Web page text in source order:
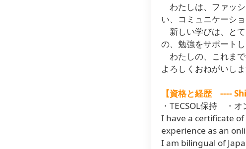
わたしは、ファッ
い、コミュニケーシ
新しい学びは、と
の、勉強をサポート
わたしの、これまで
よろしくおねがいし
【資格と経歴 ----
・TECSOL保持 ・
I have a certificate
experience as an
I am bilingual of